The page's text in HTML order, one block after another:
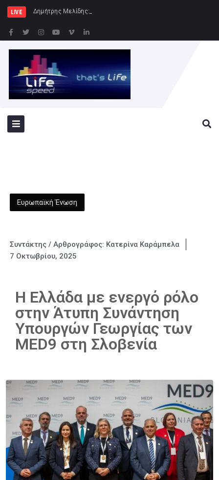
LIVE Δημήτρης Μελίδης: «Ο ΣΥΡΙΖΑ-ΠΣ είναι εδώ
Ευρωπαϊκή Ένωση
Συντάκτης / Αρθρογράφος: Κατερίνα Καράμπελα
7 Οκτωβρίου, 2025
Η Ελλάδα με ενεργό ρόλο
στην Άτυπη Συνάντηση
Υπουργών Γεωργίας των
MED9 στη Σλοβενία